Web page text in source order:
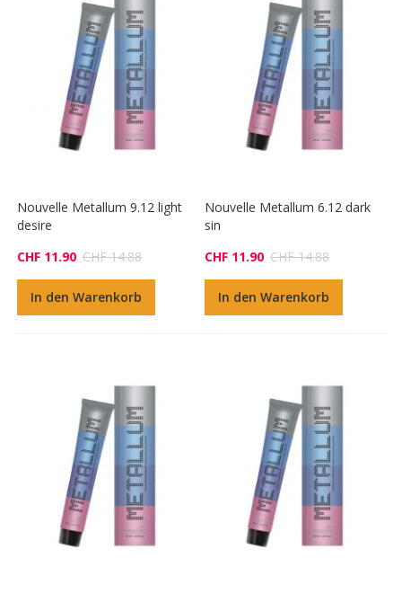
Nouvelle Metallum 9.12 light
desire
CHF 11.90 CHF 14.88
In den Warenkorb
Nouvelle Metallum 6.12 dark
sin
CHF 11.90 CHF 14.88
In den Warenkorb